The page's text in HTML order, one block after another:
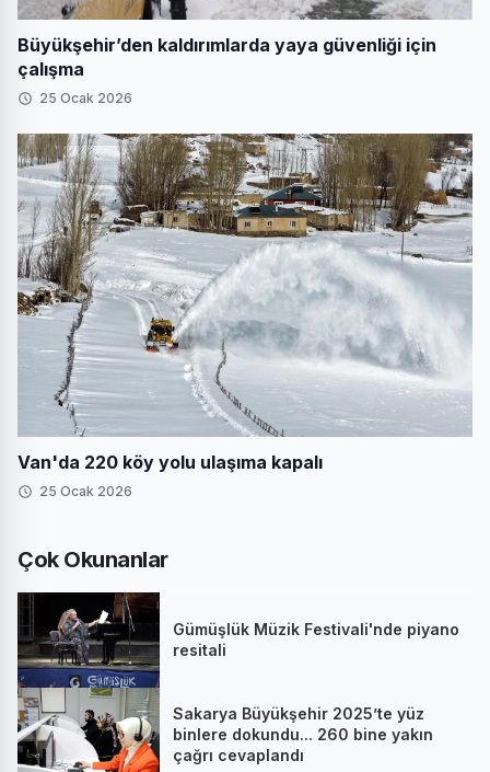
Büyükşehir’den kaldırımlarda yaya güvenliği için
çalışma
25 Ocak 2026
Van'da 220 köy yolu ulaşıma kapalı
25 Ocak 2026
Çok Okunanlar
Gümüşlük Müzik Festivali'nde piyano
resitali
Sakarya Büyükşehir 2025’te yüz
binlere dokundu... 260 bine yakın
çağrı cevaplandı